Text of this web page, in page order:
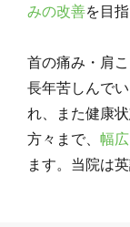
みの改善を目
首の痛み・肩
長年苦しんで
れ、また健康
方々まで、 幅
ます。当院は